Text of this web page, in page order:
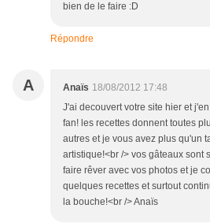
bien de le faire :D
Répondre
A Anaïs 18/08/2012 17:48
J'ai decouvert votre site hier et
fan! les recettes donnent toutes
autres et je vous avez plus qu'un
artistique!<br /> vos gâteaux sont
faire rêver avec vos photos et je
quelques recettes et surtout
la bouche!<br /> Anaïs